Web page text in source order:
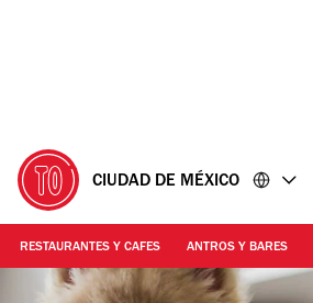
CIUDAD DE MÉXICO
RESTAURANTES Y CAFES ANTROS Y BARES